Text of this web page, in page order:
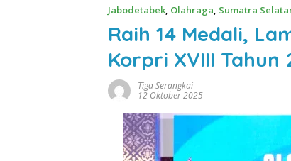
Jabodetabek, Olahraga, Sumatra
Raih 14 Medali,
Korpri XVIII Tahun
Tiga Serangkai
12 Oktober 2025